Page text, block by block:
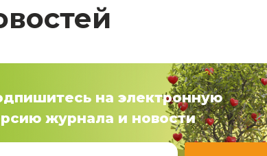
на электронную
журнала и новости